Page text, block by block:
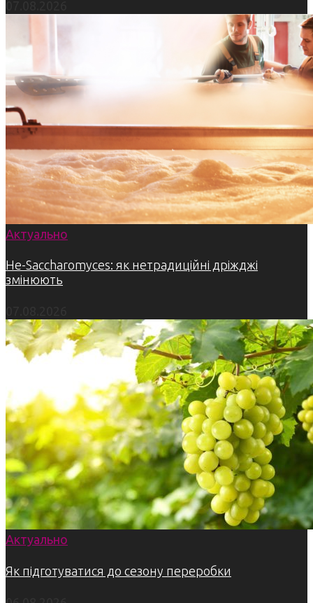
Актуально
Не-Saccharomyces: як нетрадиційні дріжджі
змінюють
Актуально
Як підготуватися до сезону переробки